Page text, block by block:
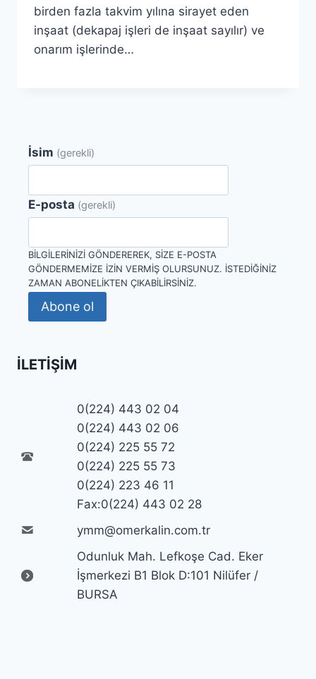
birden fazla takvim yılına sirayet eden
inşaat (dekapaj işleri de inşaat sayılır) ve
onarım işlerinde…
İsim (gerekli)
E-posta (gerekli)
BILGILERINIZI GÖNDEREREK, SIZE E-POSTA
GÖNDERMEMIZE IZIN VERMIŞ OLURSUNUZ. İSTEDIĞINIZ
ZAMAN ABONELIKTEN ÇIKABILIRSINIZ.
Abone ol
İLETIŞIM
0(224) 443 02 04
0(224) 443 02 06
0(224) 225 55 72
0(224) 225 55 73
0(224) 223 46 11
Fax:0(224) 443 02 28
ymm@omerkalin.com.tr
Odunluk Mah. Lefkoşe Cad. Eker
İşmerkezi B1 Blok D:101 Nilüfer /
BURSA